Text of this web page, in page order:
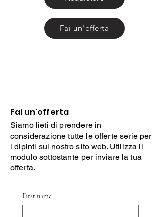
Fai un'offerta
Fai un'offerta
Siamo lieti di prendere in
considerazione tutte le offerte serie per
i dipinti sul nostro sito web. Utilizza il
modulo sottostante per inviare la tua
offerta.
First name